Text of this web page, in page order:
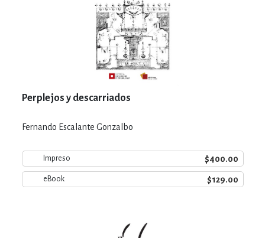
Perplejos y descarriados
Fernando Escalante Gonzalbo
Impreso $400.00
eBook $129.00